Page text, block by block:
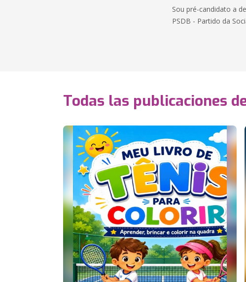
Sou pré-candidato a
PSDB - Partido da
Todas las publicaciones